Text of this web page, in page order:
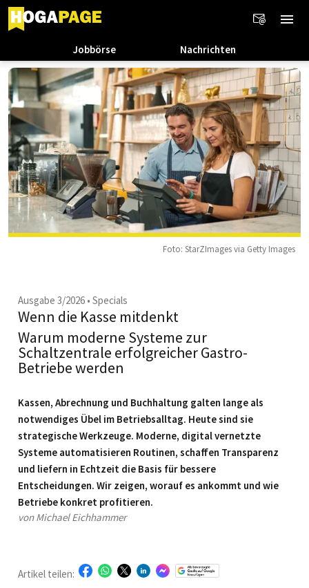
Jobbörse Nachrichten
Foto: StarZImages via Getty Images
Ausgabe 3/2026 • Specials
Wenn die Kasse mitdenkt
Warum moderne Systeme zur
Schaltzentrale erfolgreicher Gastro-
Betriebe werden
Kassen, Abrechnung und Buchhaltung galten lange als
notwendiges Übel im Betriebsalltag. Heute sind sie
strategische Werkzeuge. Moderne, digital vernetzte
Systeme automatisieren Routinen, schaffen Transparenz
und liefern in Echtzeit die Basis für bessere
Entscheidungen. Wir zeigen, worauf es ankommt und wie
Betriebe konkret profitieren.
von Michael Eichhammer
Artikel teilen: